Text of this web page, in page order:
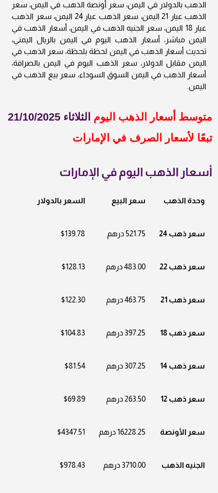
الذهب بالدولار في اليمن، سعر أونصة الذهب في اليمن، سعر
الذهب عيار 21 اليمن، سعر الذهب عيار 24 اليمن، سعر الذهب
عيار 18 اليمن، سعر الجنيه الذهب في اليمن، أسعار الذهب في
اليمن مباشر، أسعار الذهب اليوم في اليمن بالريال اليمني،
تحديث أسعار الذهب في اليمن لحظة بلحظة، سعر الذهب في
اليمن مقابل الدولار، سعر الذهب اليوم في اليمن بالصرافة،
أسعار الذهب في اليمن السوق السوداء، سعر بيع الذهب في
اليمن.
متوسط أسعار الذهب اليوم الثلاثاء 21/10/2025
تبعًا لأسعار الصرف في الإمارات
أسعار الذهب اليوم في الإمارات
وحدة الذهب سعر البيع السعر بالدولار
سعر ذهب 24 521.75 درهم $139.78
سعر ذهب 22 483.00 درهم $128.13
سعر ذهب 21 463.75 درهم $122.30
سعر ذهب 18 397.25 درهم $104.83
سعر ذهب 14 307.25 درهم $81.54
سعر ذهب 12 263.50 درهم $69.89
سعر الأونصة 16228.25 درهم $4347.51
الجنيه الذهب 3710.00 درهم $978.43